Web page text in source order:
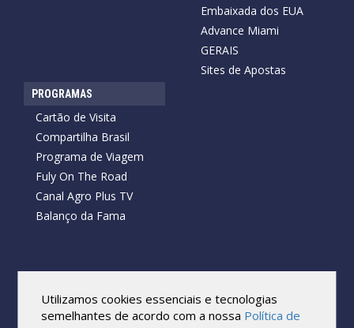
Embaixada dos EUA
Advance Miami
GERAIS
Sites de Apostas
PROGRAMAS
Cartão de Visita
Compartilha Brasil
Programa de Viagem
Fuly On The Road
Canal Agro Plus TV
Balanço da Fama
Todos os direitos reservados.
Reprodução no todo ou em parte sob qualquer forma ou meio,
sem expressa autorização por escrito do Cartão de Visita, é
Utilizamos cookies essenciais e tecnologias
semelhantes de acordo com a nossa Política de